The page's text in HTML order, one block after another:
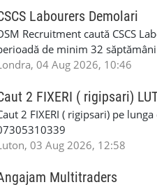
pe care sa o folositi la
+44 7467 838 881
experienta si data la
ul de jos. Sanatate si mult
LIMITED
Labourers Demolari
Recruitment caută CSCS
de minim 32
ore suplimentare și
contactați-ne la: 📞
04 Aug 2026, 10:46
2 FIXERI ( rigipsari)
2 FIXERI ( rigipsari) pe
03 Aug 2026, 12:58
Multitraders